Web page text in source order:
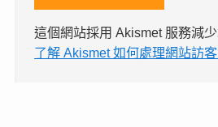
這個網站採用 Akismet 服務減
了解 Akismet 如何處理網站訪